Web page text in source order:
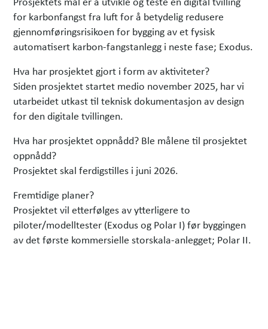
for karbonfangst fra luft for å betydelig redusere
gjennomføringsrisikoen for bygging av et fysisk
automatisert karbon-fangstanlegg i neste fase; Exodus.
Hva har prosjektet gjort i form av aktiviteter?
Siden prosjektet startet medio november 2025, har vi
utarbeidet utkast til teknisk dokumentasjon av design
for den digitale tvillingen.
Hva har prosjektet oppnådd? Ble målene til prosjektet
oppnådd?
Prosjektet skal ferdigstilles i juni 2026.
Fremtidige planer?
Prosjektet vil etterfølges av ytterligere to
piloter/modelltester (Exodus og Polar I) før byggingen
av det første kommersielle storskala-anlegget; Polar II.